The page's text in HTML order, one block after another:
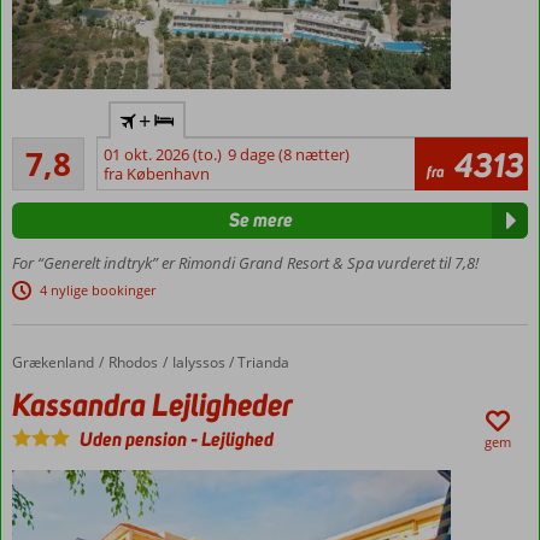
at
finde
den
perfekte
hvis
du
vil
nyde
afslappende
solen
af
din
ferie
Grækenland.
område på
stranden
med gratis
shuttleservice
værelser
med
plads til
4
for privat
pool
udsigt
7,8
Godt
28
anmeldelser
+
01 okt. 2026 (to.) 9 dage (8 nætter)
fra København
fra 4313
For “Generelt indtryk” er Rimondi Grand Resort & Spa vurderet til 7,8!
4 nylige bookinger
Se mere
Forside
Grækenland Rhodos Ialyssos / Trianda
Kassandra Lejligheder
Kassandra Lejligheder
Uden pension-Lejlighed gem